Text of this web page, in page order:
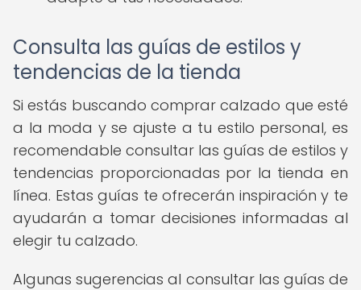
Consulta las guías de estilos y
tendencias de la tienda
Si estás buscando comprar calzado que esté
a la moda y se ajuste a tu estilo personal, es
recomendable consultar las guías de estilos y
tendencias proporcionadas por la tienda en
línea. Estas guías te ofrecerán inspiración y te
ayudarán a tomar decisiones informadas al
elegir tu calzado.
Algunas sugerencias al consultar las guías de